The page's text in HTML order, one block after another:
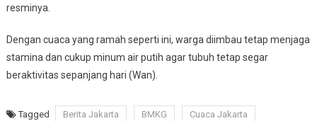
resminya.
Dengan cuaca yang ramah seperti ini, warga diimbau tetap menjaga
stamina dan cukup minum air putih agar tubuh tetap segar
beraktivitas sepanjang hari (Wan).
Tagged Berita Jakarta BMKG
Cuaca Jakarta